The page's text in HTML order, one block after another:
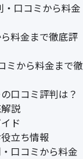
口コミから料金
料金まで徹底評
ミから料金まで徹
口コミ評判は？
説
ド
立ち情報
口コミから料金